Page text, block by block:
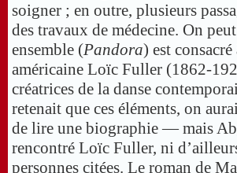
soigner ; en outre, plusieurs
des travaux de médecine. On
ensemble (Pandora) est consacré
américaine Loïc Fuller (1862-
créatrices de la danse
retenait que ces éléments, on
de lire une biographie — mais
rencontré Loïc Fuller, ni
personnes citées. Le roman de